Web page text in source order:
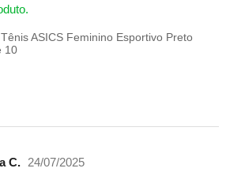
Tênis ASICS Feminino Esportivo Preto
10
C.
24/07/2025